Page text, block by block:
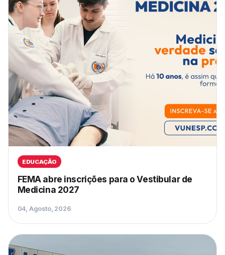
EDUCAÇÃO
FEMA abre inscrições para o Vestibular de
Medicina 2027
04, Agosto, 2026